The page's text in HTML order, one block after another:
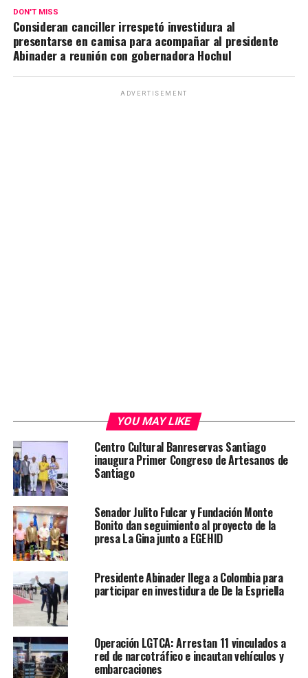
DON'T MISS
Consideran canciller irrespetó investidura al
presentarse en camisa para acompañar al presidente
Abinader a reunión con gobernadora Hochul
ADVERTISEMENT
YOU MAY LIKE
Centro Cultural Banreservas Santiago
inaugura Primer Congreso de Artesanos de
Santiago
Senador Julito Fulcar y Fundación Monte
Bonito dan seguimiento al proyecto de la
presa La Gina junto a EGEHID
Presidente Abinader llega a Colombia para
participar en investidura de De la Espriella
Operación LGTCA: Arrestan 11 vinculados a
red de narcotráfico e incautan vehículos y
embarcaciones